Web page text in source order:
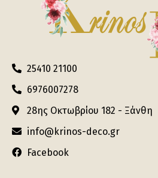
25410 21100
6976007278
28ης Οκτωβρίου 182 - Ξάνθη
info@krinos-deco.gr
Facebook